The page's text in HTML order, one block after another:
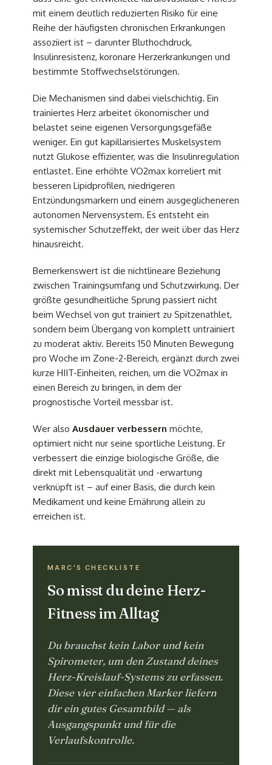
mit einem deutlich reduzierten Risiko für eine
Reihe der häufigsten chronischen Erkrankungen
assoziiert ist – darunter Bluthochdruck,
Insulinresistenz, koronare Herzerkrankungen und
bestimmte Stoffwechselstörungen.
Die Mechanismen sind dabei vielschichtig. Ein
trainiertes Herz arbeitet ökonomischer und
belastet seine eigenen Versorgungsgefäße
weniger. Ein gut kapillarisiertes Muskelsystem
nutzt Glukose effizienter, was die Insulinregulation
entlastet. Eine erhöhte VO2max korreliert mit
besseren Lipidprofilen, niedrigeren
Entzündungsmarkern und einem ausgeglicheneren
autonomen Nervensystem. Es entsteht ein
systemischer Schutzeffekt, der weit über das Herz
hinausreicht.
Bemerkenswert ist die nichtlineare Beziehung
zwischen Trainingsumfang und Schutzwirkung. Der
größte gesundheitliche Sprung passiert nicht
beim Wechsel von gut trainiert zu Spitzenathlet,
sondern beim Übergang von komplett untrainiert
zu moderat aktiv. Bereits 150 Minuten Bewegung
pro Woche im Zone-2-Bereich, ergänzt durch zwei
kurze HIIT-Einheiten, reichen, um die VO2max in
einen Bereich zu bringen, in dem der
prognostische Vorteil messbar ist.
Wer also Ausdauer verbessern möchte,
optimiert nicht nur seine sportliche Leistung. Er
verbessert die einzige biologische Größe, die
direkt mit Lebensqualität und -erwartung
verknüpft ist – auf einer Basis, die durch kein
Medikament und keine Ernährung allein zu
erreichen ist.
MARC'S CHECKLISTE
So misst du deine Herz-
Fitness im Alltag
Du brauchst kein Labor und kein
Spirometer, um den Zustand deines
Herz-Kreislauf-Systems zu erfassen.
Diese vier einfachen Marker liefern
dir ein gutes Gesamtbild — als
Ausgangspunkt und für die
Verlaufskontrolle.